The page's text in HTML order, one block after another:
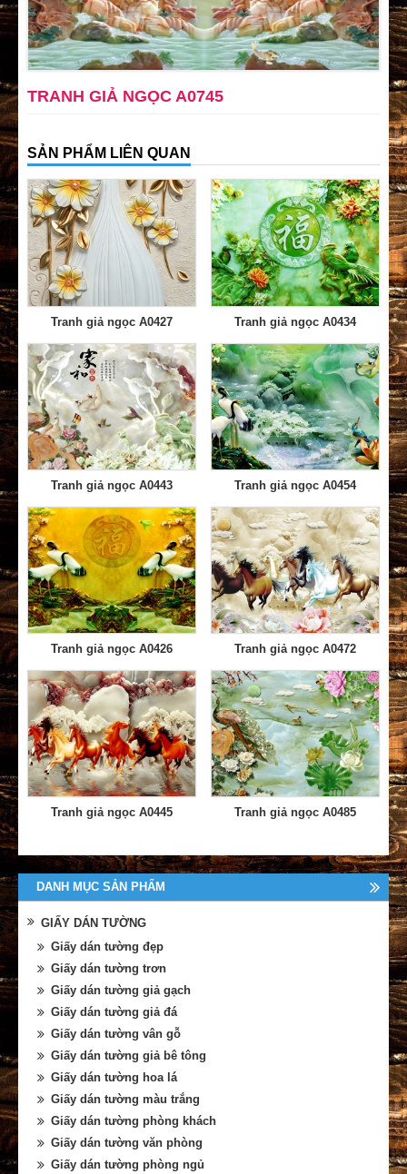
TRANH GIẢ NGỌC A0745
SẢN PHẨM LIÊN QUAN
Tranh giả ngọc A0427 Tranh giả ngọc A0434
Tranh giả ngọc A0443 Tranh giả ngọc A0454
Tranh giả ngọc A0426 Tranh giả ngọc A0472
Tranh giả ngọc A0445 Tranh giả ngọc A0485
DANH MỤC SẢN PHẨM
GIẤY DÁN TƯỜNG
Giấy dán tường đẹp
Giấy dán tường trơn
Giấy dán tường giả gạch
Giấy dán tường giả đá
Giấy dán tường vân gỗ
Giấy dán tường giả bê tông
Giấy dán tường hoa lá
Giấy dán tường màu trắng
Giấy dán tường phòng khách
Giấy dán tường văn phòng
Giấy dán tường phòng ngủ